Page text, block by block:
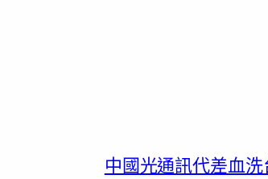
中國光通訊代差血